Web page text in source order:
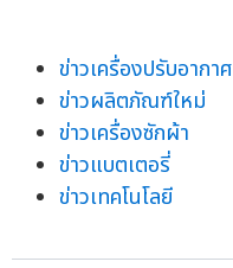
ข่าวเครื่องปรับอากาศ
ข่าวผลิตภัณฑ์ใหม่
ข่าวเครื่องซักผ้า
ข่าวแบตเตอรี่
ข่าวเทคโนโลยี